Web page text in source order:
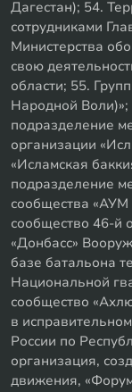
Дагестан); 54.
сотрудниками
Министерства
свою
области; 55.
Народной
подразделение
организации
«Исламская
подразделение
сообщества «АУМ
сообщество 46-й
«Донбасс»
базе батальона
Национальной
сообщество
в
России по
организация,
движения, «Форум